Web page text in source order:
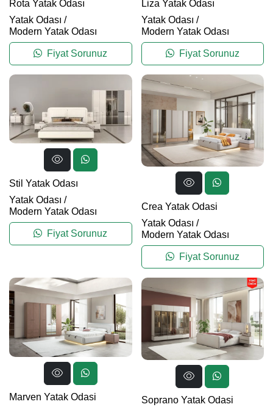
Rota Yatak Odası
Yatak Odası /
Modern Yatak Odası
Fiyat Sorunuz
Liza Yatak Odası
Yatak Odası /
Modern Yatak Odası
Fiyat Sorunuz
Stil Yatak Odası
Yatak Odası /
Modern Yatak Odası
Fiyat Sorunuz
Crea Yatak Odasi
Yatak Odası /
Modern Yatak Odası
Fiyat Sorunuz
Marven Yatak Odasi
Soprano Yatak Odasi